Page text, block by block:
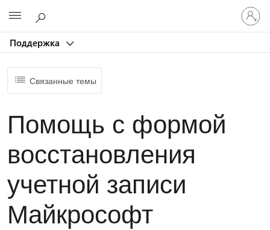
Поддержка
Связанные темы
Помощь с формой
восстановления
учетной записи
Майкрософт